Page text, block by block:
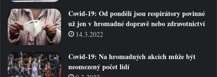
Covid-19: Od pondělí jsou respirátory povinné
už jen v hromadné dopravě nebo zdravotnictví
14.3.2022
Covid-19: Na hromadných akcích může být
neomezený počet lidí